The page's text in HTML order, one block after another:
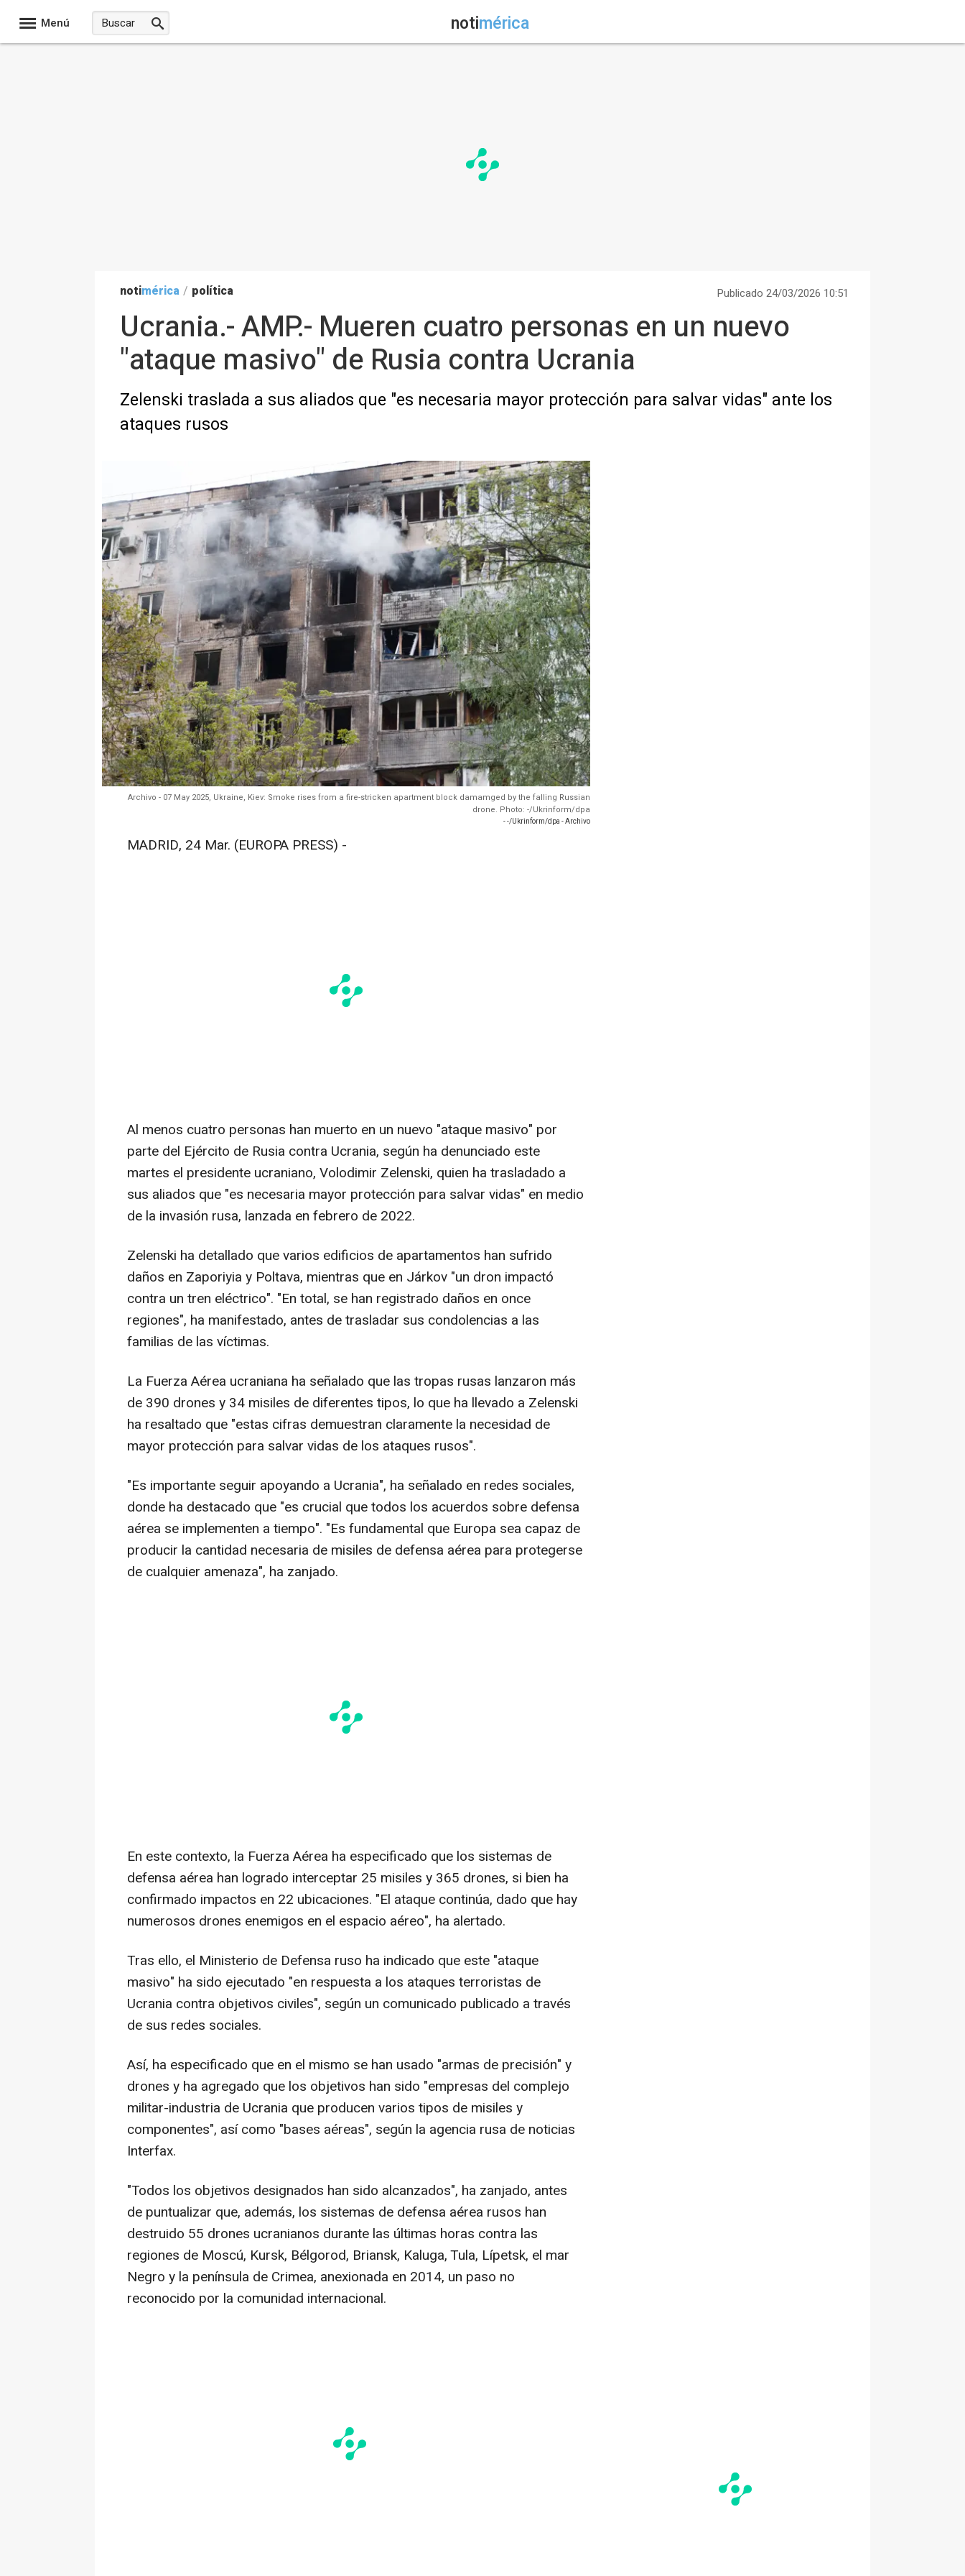
Menú notimérica
notimérica / política Publicado 24/03/2026 10:51
Ucrania.- AMP.- Mueren cuatro personas en un nuevo
"ataque masivo" de Rusia contra Ucrania
Zelenski traslada a sus aliados que "es necesaria mayor protección para salvar vidas" ante los
ataques rusos
Archivo - 07 May 2025, Ukraine, Kiev: Smoke rises from a fire-stricken apartment block damamged by the falling Russian
drone. Photo: -/Ukrinform/dpa
- -/Ukrinform/dpa - Archivo
MADRID, 24 Mar. (EUROPA PRESS) -
Al menos cuatro personas han muerto en un nuevo "ataque masivo" por
parte del Ejército de Rusia contra Ucrania, según ha denunciado este
martes el presidente ucraniano, Volodimir Zelenski, quien ha trasladado a
sus aliados que "es necesaria mayor protección para salvar vidas" en medio
de la invasión rusa, lanzada en febrero de 2022.
Zelenski ha detallado que varios edificios de apartamentos han sufrido
daños en Zaporiyia y Poltava, mientras que en Járkov "un dron impactó
contra un tren eléctrico". "En total, se han registrado daños en once
regiones", ha manifestado, antes de trasladar sus condolencias a las
familias de las víctimas.
La Fuerza Aérea ucraniana ha señalado que las tropas rusas lanzaron más
de 390 drones y 34 misiles de diferentes tipos, lo que ha llevado a Zelenski
ha resaltado que "estas cifras demuestran claramente la necesidad de
mayor protección para salvar vidas de los ataques rusos".
"Es importante seguir apoyando a Ucrania", ha señalado en redes sociales,
donde ha destacado que "es crucial que todos los acuerdos sobre defensa
aérea se implementen a tiempo". "Es fundamental que Europa sea capaz de
producir la cantidad necesaria de misiles de defensa aérea para protegerse
de cualquier amenaza", ha zanjado.
En este contexto, la Fuerza Aérea ha especificado que los sistemas de
defensa aérea han logrado interceptar 25 misiles y 365 drones, si bien ha
confirmado impactos en 22 ubicaciones. "El ataque continúa, dado que hay
numerosos drones enemigos en el espacio aéreo", ha alertado.
Tras ello, el Ministerio de Defensa ruso ha indicado que este "ataque
masivo" ha sido ejecutado "en respuesta a los ataques terroristas de
Ucrania contra objetivos civiles", según un comunicado publicado a través
de sus redes sociales.
Así, ha especificado que en el mismo se han usado "armas de precisión" y
drones y ha agregado que los objetivos han sido "empresas del complejo
militar-industria de Ucrania que producen varios tipos de misiles y
componentes", así como "bases aéreas", según la agencia rusa de noticias
Interfax.
"Todos los objetivos designados han sido alcanzados", ha zanjado, antes
de puntualizar que, además, los sistemas de defensa aérea rusos han
destruido 55 drones ucranianos durante las últimas horas contra las
regiones de Moscú, Kursk, Bélgorod, Briansk, Kaluga, Tula, Lípetsk, el mar
Negro y la península de Crimea, anexionada en 2014, un paso no
reconocido por la comunidad internacional.